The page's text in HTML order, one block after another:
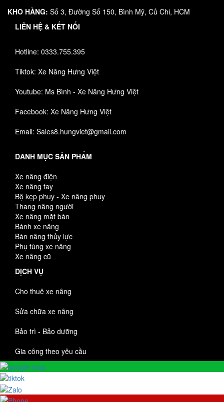
KHO HÀNG: Số 3, Đường Số 150, Bình Mỹ, Củ Chi, HCM
LIÊN HỆ & KẾT NỐI
Hotline: 0333.755.395
Tiktok: Xe Nâng Hưng Việt
Youtube: Ms Bình - Xe Nâng Hưng Việt
Facebook: Xe Nâng Hưng Việt
Email: Sales8.hungviet@gmail.com
DANH MỤC SẢN PHẨM
Xe nâng điện
Xe nâng tay
Bộ kẹp phuy - Xe nâng phuy
Thang nâng người
Xe nâng mặt bàn
Bánh xe nâng
Bàn nâng thủy lực
Phụ tùng xe nâng
Xe nâng cũ
DỊCH VỤ
Cho thuê xe nâng
Sửa chữa xe nâng
Bảo trì - Bảo dưỡng
Gia công theo yêu cầu